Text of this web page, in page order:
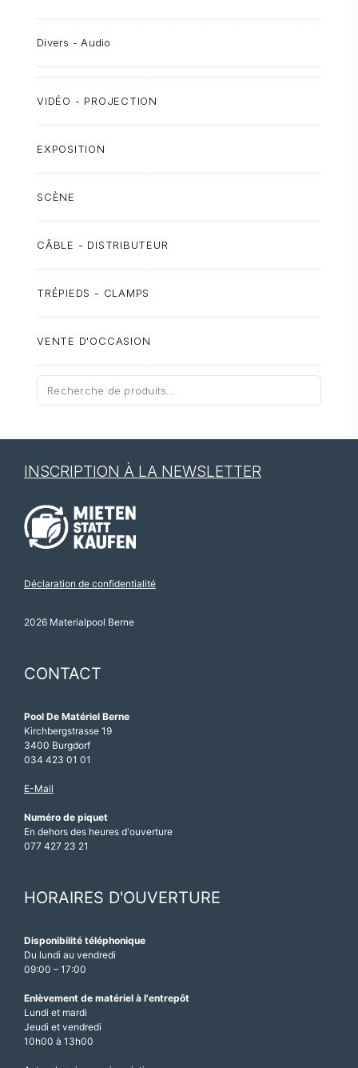
Divers - Audio
VIDÉO - PROJECTION
EXPOSITION
SCÈNE
CÂBLE - DISTRIBUTEUR
TRÉPIEDS - CLAMPS
VENTE D'OCCASION
Recherche
pour :
INSCRIPTION À LA NEWSLETTER
Déclaration de confidentialité
2026 Materialpool Berne
CONTACT
Pool De Matériel Berne
Kirchbergstrasse 19
3400 Burgdorf
034 423 01 01
E-Mail
Numéro de piquet
En dehors des heures d'ouverture
077 427 23 21
HORAIRES D'OUVERTURE
Disponibilité téléphonique
Du lundi au vendredi
09:00 – 17:00
Enlèvement de matériel à l'entrepôt
Lundi et mardi
Jeudi et vendredi
10h00 à 13h00